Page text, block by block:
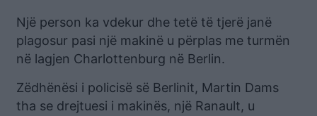
Një person ka vdekur dhe tetë të tjerë janë
plagosur pasi një makinë u përplas me turmën
në lagjen Charlottenburg në Berlin.
Zëdhënësi i policisë së Berlinit, Martin Dams
tha se drejtuesi i makinës, një Ranault, u